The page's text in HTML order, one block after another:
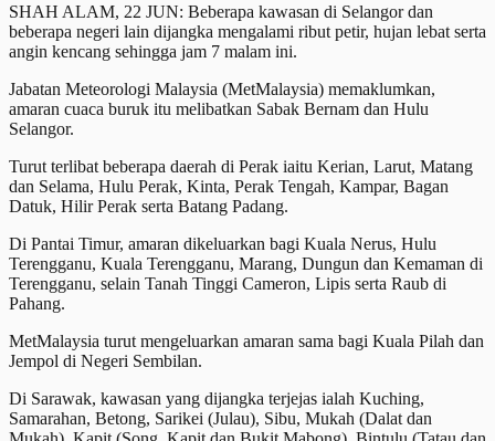
SHAH ALAM, 22 JUN: Beberapa kawasan di Selangor dan
beberapa negeri lain dijangka mengalami ribut petir, hujan lebat serta
angin kencang sehingga jam 7 malam ini.
Jabatan Meteorologi Malaysia (MetMalaysia) memaklumkan,
amaran cuaca buruk itu melibatkan Sabak Bernam dan Hulu
Selangor.
Turut terlibat beberapa daerah di Perak iaitu Kerian, Larut, Matang
dan Selama, Hulu Perak, Kinta, Perak Tengah, Kampar, Bagan
Datuk, Hilir Perak serta Batang Padang.
Di Pantai Timur, amaran dikeluarkan bagi Kuala Nerus, Hulu
Terengganu, Kuala Terengganu, Marang, Dungun dan Kemaman di
Terengganu, selain Tanah Tinggi Cameron, Lipis serta Raub di
Pahang.
MetMalaysia turut mengeluarkan amaran sama bagi Kuala Pilah dan
Jempol di Negeri Sembilan.
Di Sarawak, kawasan yang dijangka terjejas ialah Kuching,
Samarahan, Betong, Sarikei (Julau), Sibu, Mukah (Dalat dan